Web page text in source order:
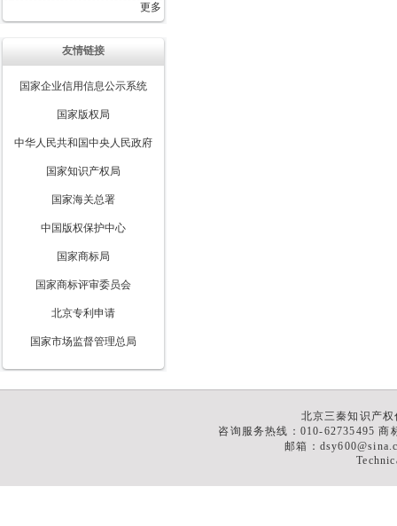
更多
友情链接
国家企业信用信息公示系统
国家版权局
中华人民共和国中央人民政府
国家知识产权局
国家海关总署
中国版权保护中心
国家商标局
国家商标评审委员会
北京专利申请
国家市场监督管理总局
北京三秦知识产
咨询服务热线：010-62735495 商
邮箱：